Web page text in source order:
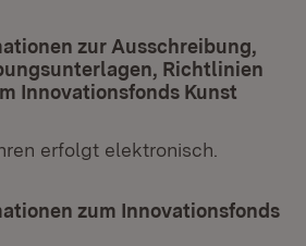
zur Ausschreibung,
Richtlinien
Innovationsfonds Kunst
erfolgt elektronisch.
zum Innovationsfonds